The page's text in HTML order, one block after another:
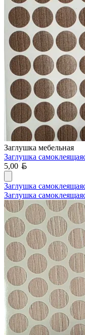
Заглушка мебельная
Заглушка
5,00
Заглушка
Заглушка